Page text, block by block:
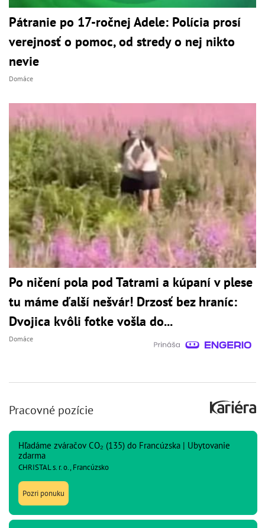
Pátranie po 17-ročnej Adele: Polícia prosí
verejnosť o pomoc, od stredy o nej nikto
nevie
Domáce
Po ničení pola pod Tatrami a kúpaní v plese
tu máme ďalší nešvár! Drzosť bez hraníc:
Dvojica kvôli fotke vošla do...
Domáce
Pracovné pozície
Hľadáme zváračov CO₂ (135) do Francúzska | Ubytovanie
zdarma
CHRISTAL s. r. o., Francúzsko
Pozri ponuku